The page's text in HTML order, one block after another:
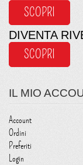
SCOPRI
DIVENTA
SCOPRI
IL MIO
Account
Ordini
Preferiti
Login